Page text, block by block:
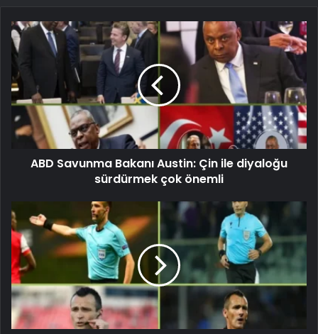
ABD Savunma Bakanı Austin: Çin ile diyaloğu
sürdürmek çok önemli